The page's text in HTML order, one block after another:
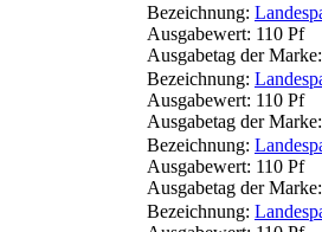
Bezeichnung:
Ausgabewert: 110 Pf
Ausgabetag der
Bezeichnung:
Ausgabewert: 110 Pf
Ausgabetag der
Bezeichnung:
Ausgabewert: 110 Pf
Ausgabetag der
Bezeichnung: